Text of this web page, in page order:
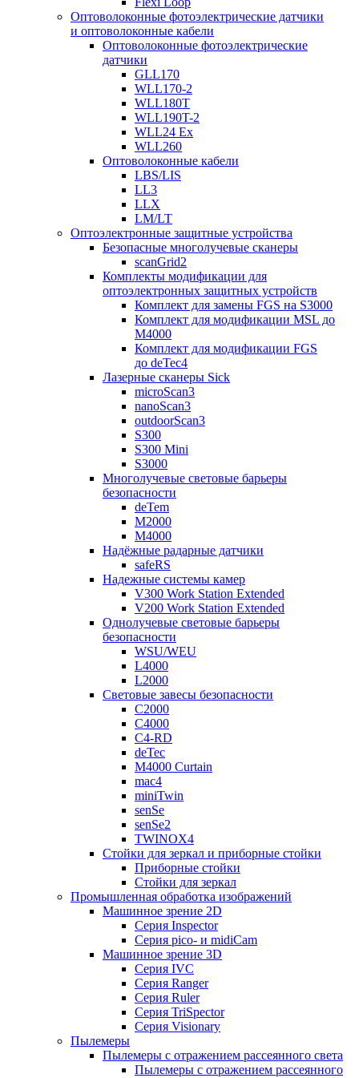
Оптоволоконные фотоэлектрические датчики
и оптоволоконные кабели
Оптоволоконные фотоэлектрические
датчики
GLL170
WLL170-2
WLL180T
WLL190T-2
WLL24 Ex
WLL260
Оптоволоконные кабели
LBS/LIS
LL3
LLX
LM/LT
Оптоэлектронные защитные устройства
Безопасные многолучевые сканеры
scanGrid2
Комплекты модификации для
оптоэлектронных защитных устройств
Комплект для замены FGS на S3000
Комплект для модификации MSL до
M4000
Комплект для модификации FGS
до deTec4
Лазерные сканеры Sick
microScan3
nanoScan3
outdoorScan3
S300
S300 Mini
S3000
Многолучевые световые барьеры
безопасности
deTem
M2000
M4000
Надёжные радарные датчики
safeRS
Надежные системы камер
V300 Work Station Extended
V200 Work Station Extended
Однолучевые световые барьеры
безопасности
WSU/WEU
L4000
L2000
Световые завесы безопасности
C2000
C4000
C4-RD
deTec
M4000 Curtain
mac4
miniTwin
senSe
senSe2
TWINOX4
Стойки для зеркал и приборные стойки
Приборные стойки
Стойки для зеркал
Промышленная обработка изображений
Машинное зрение 2D
Серия Inspector
Серия pico- и midiCam
Машинное зрение 3D
Серия IVC
Серия Ranger
Серия Ruler
Серия TriSpector
Серия Visionary
Пылемеры
Пылемеры с отражением рассеянного света
Пылемеры с отражением рассеянного